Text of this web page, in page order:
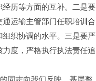
历等方面的互补。二是要
运输主管部门任职培训合
织协调的水平。三是要严
度，严格执行执法责任追
同志向我们反映，基层整